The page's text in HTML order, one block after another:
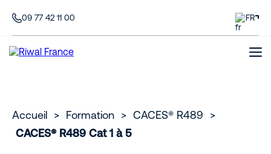
09 77 42 11 00 FR
Accueil > Formation > CACES® R489
>
CACES® R489 Cat 1 à 5